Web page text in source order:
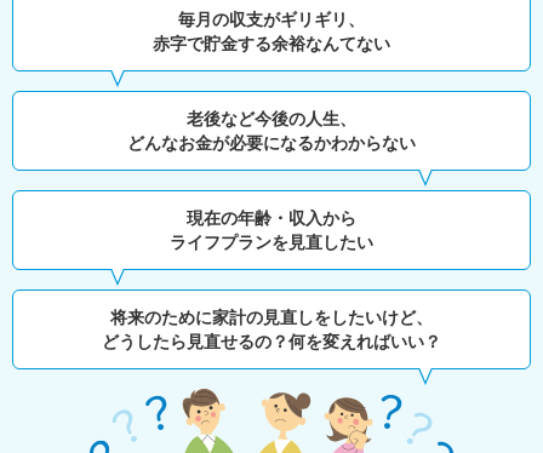
毎月の収支がギリギリ、
赤字で貯金する余裕なんてない
老後など今後の人生、
どんなお金が必要になるかわからない
現在の年齢・収入から
ライフプランを見直したい
将来のために家計の見直しをしたいけど、
どうしたら見直せるの？何を変えればいい？